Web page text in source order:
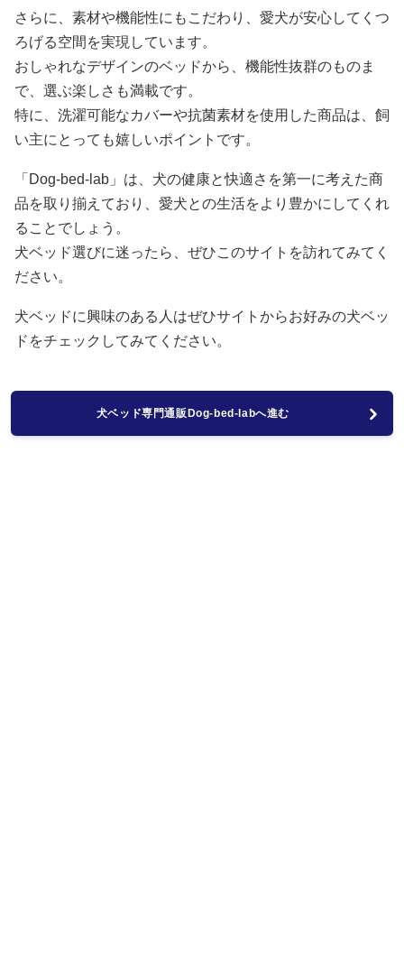
さらに、素材や機能性にもこだわり、愛犬が安心してくつ
ろげる空間を実現しています。
おしゃれなデザインのベッドから、機能性抜群のものま
で、選ぶ楽しさも満載です。
特に、洗濯可能なカバーや抗菌素材を使用した商品は、飼
い主にとっても嬉しいポイントです。
「Dog-bed-lab」は、犬の健康と快適さを第一に考えた商
品を取り揃えており、愛犬との生活をより豊かにしてくれ
ることでしょう。
犬ベッド選びに迷ったら、ぜひこのサイトを訪れてみてく
ださい。
犬ベッドに興味のある人はぜひサイトからお好みの犬ベッ
ドをチェックしてみてください。
犬ベッド専門通販Dog-bed-labへ進む